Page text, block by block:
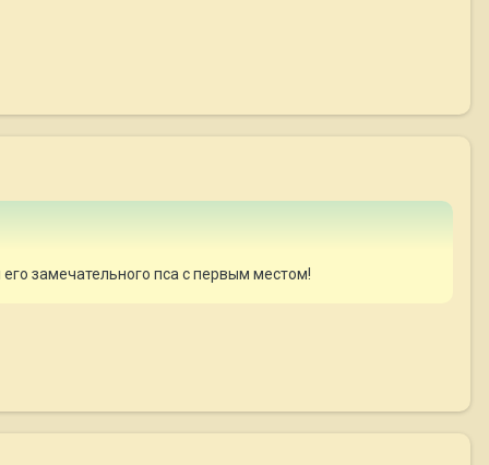
замечательного пса с первым местом!